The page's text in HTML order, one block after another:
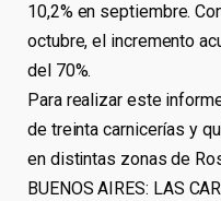
10,2% en septiembre.
octubre, el incremento
del 70%.
Para realizar este
de treinta carnicerías y
en distintas zonas de
BUENOS AIRES: LAS